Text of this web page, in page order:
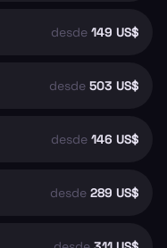
desde 149 US$
desde 503 US$
desde 146 US$
desde 289 US$